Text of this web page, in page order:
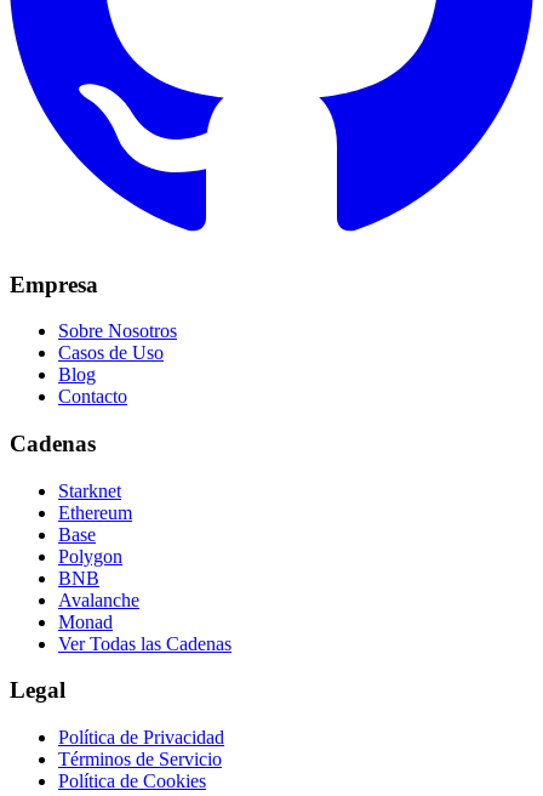
Empresa
Sobre Nosotros
Casos de Uso
Blog
Contacto
Cadenas
Starknet
Ethereum
Base
Polygon
BNB
Avalanche
Monad
Ver Todas las Cadenas
Legal
Política de Privacidad
Términos de Servicio
Política de Cookies